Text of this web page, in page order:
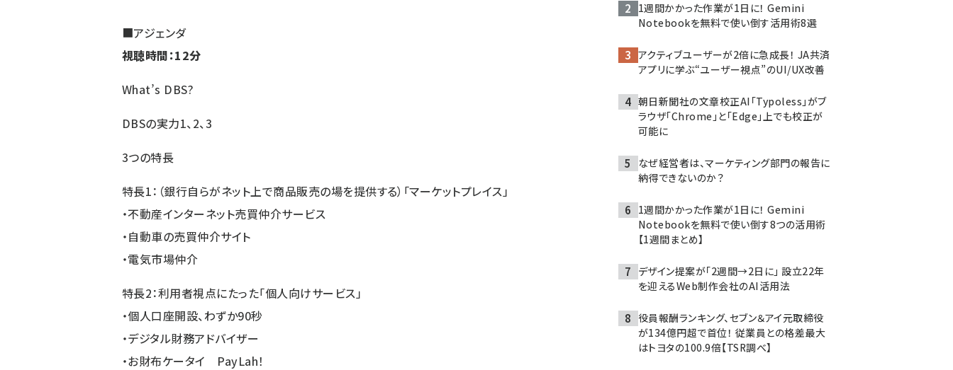
■アジェンダ
視聴時間：12分
What’s DBS?
DBSの実力1、2、3
3つの特長
特長1：（銀行自らがネット上で商品販売の場を提供する）「マーケットプレイス」
・不動産インターネット売買仲介サービス
・自動車の売買仲介サイト
・電気市場仲介
特長2：利用者視点にたった「個人向けサービス」
・個人口座開設、わずか90秒
・デジタル財務アドバイザー
・お財布ケータイ PayLah！
1週間かかった作業が1日に！ Gemini
Notebookを無料で使い倒す活用術8選
アクティブユーザーが2倍に急成長！ JA共済
アプリに学ぶ“ユーザー視点”のUI/UX改善
朝日新聞社の文章校正AI「Typoless」がブ
ラウザ「Chrome」と「Edge」上でも校正が
可能に
なぜ経営者は、マーケティング部門の報告に
納得できないのか？
1週間かかった作業が1日に！ Gemini
Notebookを無料で使い倒す8つの活用術
【1週間まとめ】
デザイン提案が「2週間→2日に」 設立22年
を迎えるWeb制作会社のAI活用法
役員報酬ランキング、セブン＆アイ元取締役
が134億円超で首位！ 従業員との格差最大
はトヨタの100.9倍【TSR調べ】